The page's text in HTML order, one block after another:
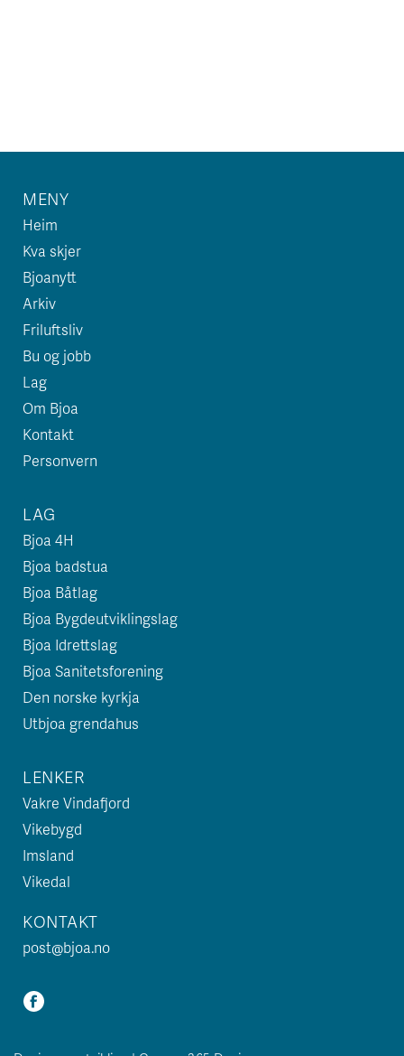
MENY
Heim
Kva skjer
Bjoanytt
Arkiv
Friluftsliv
Bu og jobb
Lag
Om Bjoa
Kontakt
Personvern
LAG
Bjoa 4H
Bjoa badstua
Bjoa Båtlag
Bjoa Bygdeutviklingslag
Bjoa Idrettslag
Bjoa Sanitetsforening
Den norske kyrkja
Utbjoa grendahus
LENKER
Vakre Vindafjord
Vikebygd
Imsland
Vikedal
KONTAKT
post@bjoa.no